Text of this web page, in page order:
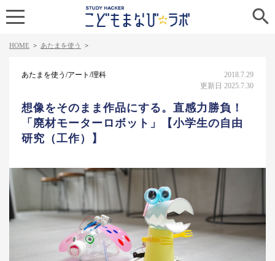

HOME > あたまを使う >
あたまを使う/アート/理科
2018.7.29
更新日 2025.7.30
想像をそのまま作品にする。直感力勝負！
「廃材モーターロボット」【小学生の自由
研究（工作）】